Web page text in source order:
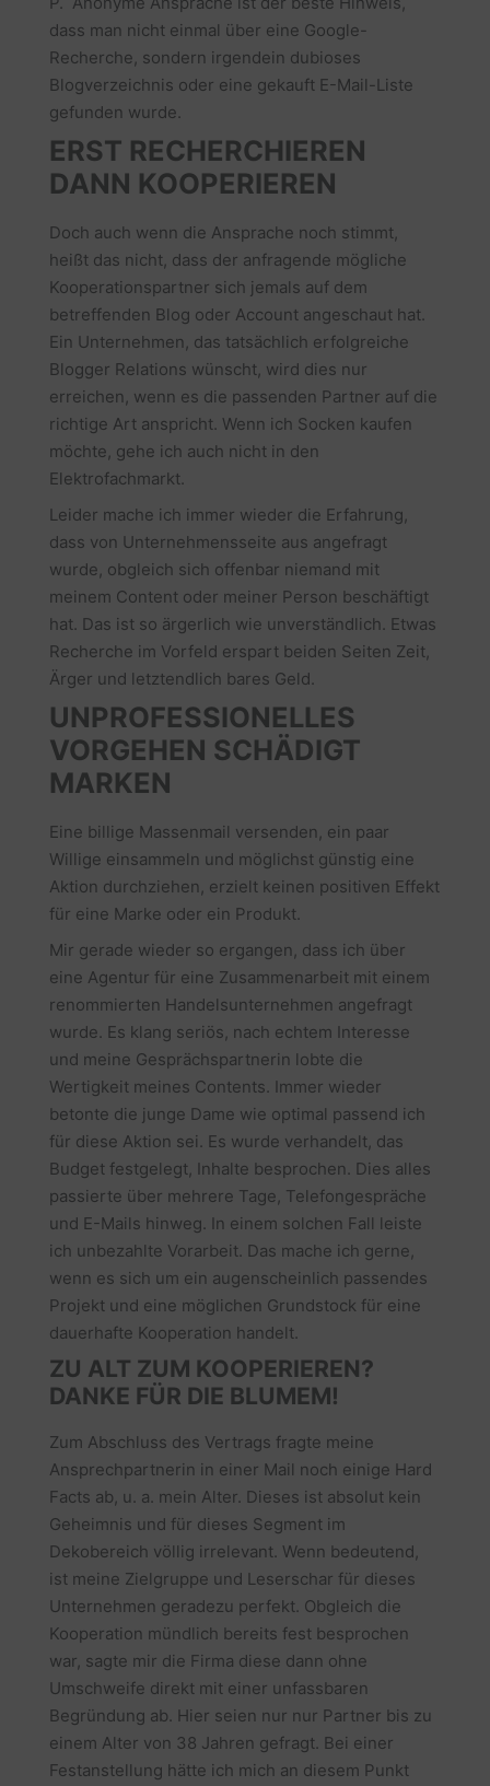
dass man nicht einmal über eine Google-
Recherche, sondern irgendein dubioses
Blogverzeichnis oder eine gekauft E-Mail-Liste
gefunden wurde.
ERST RECHERCHIEREN
DANN KOOPERIEREN
Doch auch wenn die Ansprache noch stimmt,
heißt das nicht, dass der anfragende mögliche
Kooperationspartner sich jemals auf dem
betreffenden Blog oder Account angeschaut hat.
Ein Unternehmen, das tatsächlich erfolgreiche
Blogger Relations wünscht, wird dies nur
erreichen, wenn es die passenden Partner auf die
richtige Art anspricht. Wenn ich Socken kaufen
möchte, gehe ich auch nicht in den
Elektrofachmarkt.
Leider mache ich immer wieder die Erfahrung,
dass von Unternehmensseite aus angefragt
wurde, obgleich sich offenbar niemand mit
meinem Content oder meiner Person beschäftigt
hat. Das ist so ärgerlich wie unverständlich. Etwas
Recherche im Vorfeld erspart beiden Seiten Zeit,
Ärger und letztendlich bares Geld.
UNPROFESSIONELLES
VORGEHEN SCHÄDIGT
MARKEN
Eine billige Massenmail versenden, ein paar
Willige einsammeln und möglichst günstig eine
Aktion durchziehen, erzielt keinen positiven Effekt
für eine Marke oder ein Produkt.
Mir gerade wieder so ergangen, dass ich über
eine Agentur für eine Zusammenarbeit mit einem
renommierten Handelsunternehmen angefragt
wurde. Es klang seriös, nach echtem Interesse
und meine Gesprächspartnerin lobte die
Wertigkeit meines Contents. Immer wieder
betonte die junge Dame wie optimal passend ich
für diese Aktion sei. Es wurde verhandelt, das
Budget festgelegt, Inhalte besprochen. Dies alles
passierte über mehrere Tage, Telefongespräche
und E-Mails hinweg. In einem solchen Fall leiste
ich unbezahlte Vorarbeit. Das mache ich gerne,
wenn es sich um ein augenscheinlich passendes
Projekt und eine möglichen Grundstock für eine
dauerhafte Kooperation handelt.
ZU ALT ZUM KOOPERIEREN?
DANKE FÜR DIE BLUMEM!
Zum Abschluss des Vertrags fragte meine
Ansprechpartnerin in einer Mail noch einige Hard
Facts ab, u. a. mein Alter. Dieses ist absolut kein
Geheimnis und für dieses Segment im
Dekobereich völlig irrelevant. Wenn bedeutend,
ist meine Zielgruppe und Leserschar für dieses
Unternehmen geradezu perfekt. Obgleich die
Kooperation mündlich bereits fest besprochen
war, sagte mir die Firma diese dann ohne
Umschweife direkt mit einer unfassbaren
Begründung ab. Hier seien nur nur Partner bis zu
einem Alter von 38 Jahren gefragt. Bei einer
Festanstellung hätte ich mich an diesem Punkt